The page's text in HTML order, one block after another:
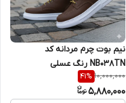
نیم بوت چرم مردانه کد
NB038TN رنگ عسلی
10,000,000
41%
5,880,000